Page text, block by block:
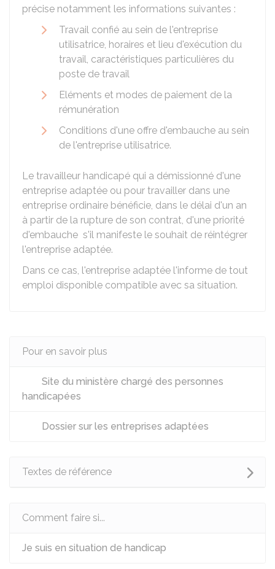
précise notamment les informations suivantes :
Travail confié au sein de l'entreprise
utilisatrice, horaires et lieu d'exécution du
travail, caractéristiques particulières du
poste de travail
Eléments et modes de paiement de la
rémunération
Conditions d'une offre d'embauche au sein
de l'entreprise utilisatrice.
Le travailleur handicapé qui a démissionné d'une
entreprise adaptée ou pour travailler dans une
entreprise ordinaire bénéficie, dans le délai d'un an
à partir de la rupture de son contrat, d'une priorité
d'embauche s'il manifeste le souhait de réintégrer
l'entreprise adaptée.
Dans ce cas, l'entreprise adaptée l'informe de tout
emploi disponible compatible avec sa situation.
Pour en savoir plus
Site du ministère chargé des personnes
handicapées
Dossier sur les entreprises adaptées
Textes de référence
Comment faire si...
Je suis en situation de handicap